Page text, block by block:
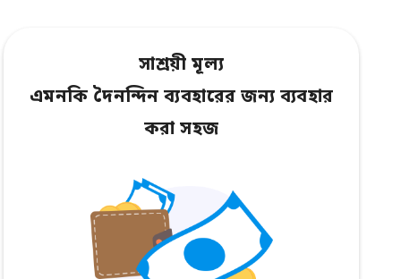
সাশ্রয়ী মূল্য
এমনকি দৈনন্দিন ব্যবহারের জন্য ব্যবহার
করা সহজ